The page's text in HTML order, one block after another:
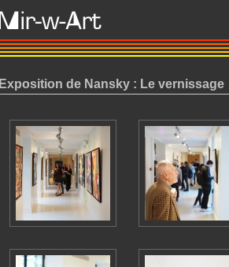
Exposition de Nansky : Le vernissage